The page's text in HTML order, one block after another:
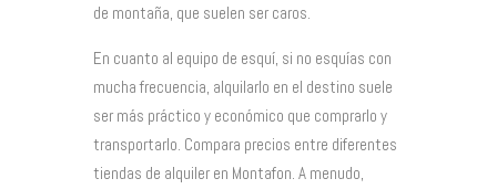
de montaña, que suelen ser caros.
En cuanto al equipo de esquí, si no esquías con
mucha frecuencia, alquilarlo en el destino suele
ser más práctico y económico que comprarlo y
transportarlo. Compara precios entre diferentes
tiendas de alquiler en Montafon. A menudo,